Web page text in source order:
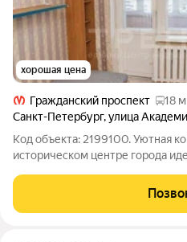
хорошая цена
Гражданский проспект
18
Санкт-Петербург,улица
Код объекта: 2199100. Уютная коммунальная квартира в
историческом центре города идеальное решение для
кухня с современным